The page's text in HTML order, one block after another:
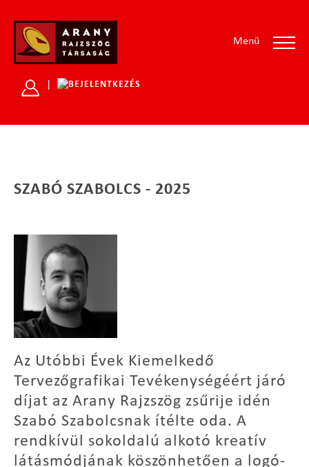
Menü
SZABÓ SZABOLCS - 2025
Az Utóbbi Évek Kiemelkedő
Tervezőgrafikai Tevékenységéért járó
díjat az Arany Rajzszög zsűrije idén
Szabó Szabolcsnak ítélte oda. A
rendkívül sokoldalú alkotó kreatív
látásmódjának köszönhetően a logó-